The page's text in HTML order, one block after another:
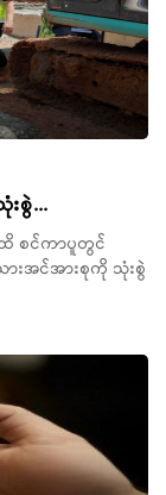
စွဲ...
ထိ စင်ကာပူတွင်
းအင်အားစုကို သုံးစွဲ